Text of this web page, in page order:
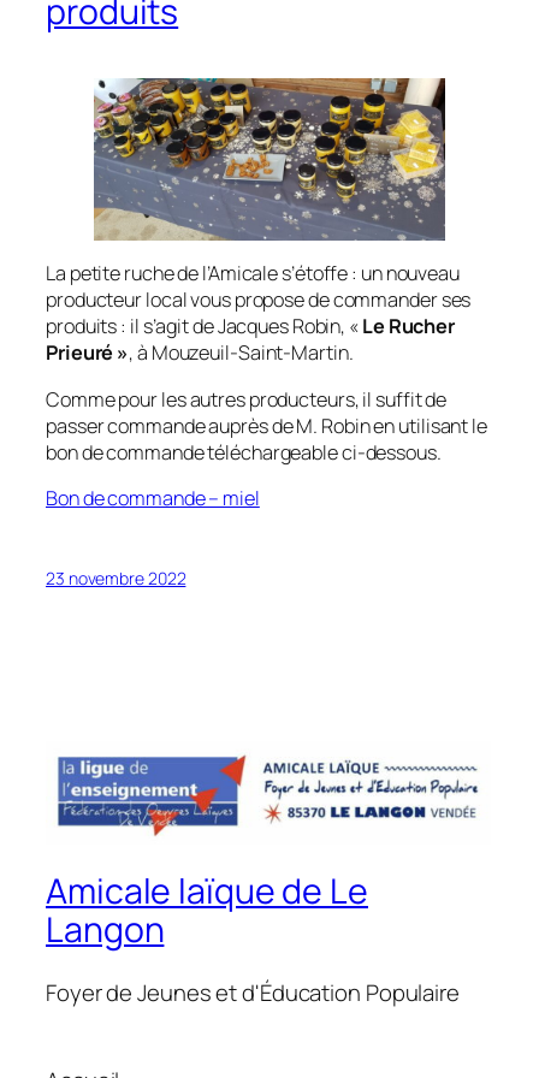
produits
La petite ruche de l’Amicale s’étoffe : un nouveau
producteur local vous propose de commander ses
produits : il s’agit de Jacques Robin, «Le Rucher
Prieuré », à Mouzeuil-Saint-Martin.
Comme pour les autres producteurs, il suffit de
passer commande auprès de M. Robin en utilisant le
bon de commande téléchargeable ci-dessous.
Bon de commande – miel
23 novembre 2022
Amicale laïque de Le
Langon
Foyer de Jeunes et d'Éducation Populaire